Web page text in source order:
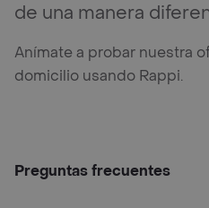
de una manera
Anímate a probar nuestra
domicilio usando Rappi.
Preguntas frecuentes